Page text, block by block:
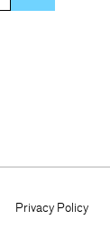
Privacy Policy